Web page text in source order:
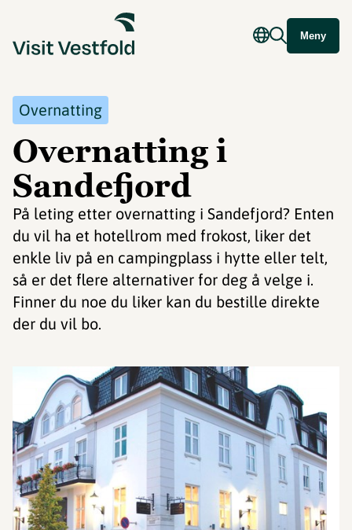
Meny
Overnatting
Overnatting i
Sandefjord
På leting etter overnatting i Sandefjord? Enten
du vil ha et hotellrom med frokost, liker det
enkle liv på en campingplass i hytte eller telt,
så er det flere alternativer for deg å velge i.
Finner du noe du liker kan du bestille direkte
der du vil bo.